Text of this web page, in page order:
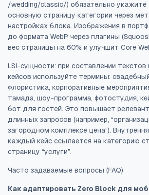
/wedding/classic/) обязательно укажите
основную страницу категории через
настройках блока. Изображения в
до формата WebP через плагины
вес страницы на 60% и улучшит Core
LSI-сущности: при составлении текстов
кейсов используйте термины:
флористика, корпоративные
тамада, шоу-программа, фотостудия,
бот для гостей. Это повышает
длинных запросов (например,
загородном комплексе цена”).
каждый кейс ссылается на категорию
страницу “услуги”.
Часто задаваемые вопросы (FAQ)
Как адаптировать Zero Block для